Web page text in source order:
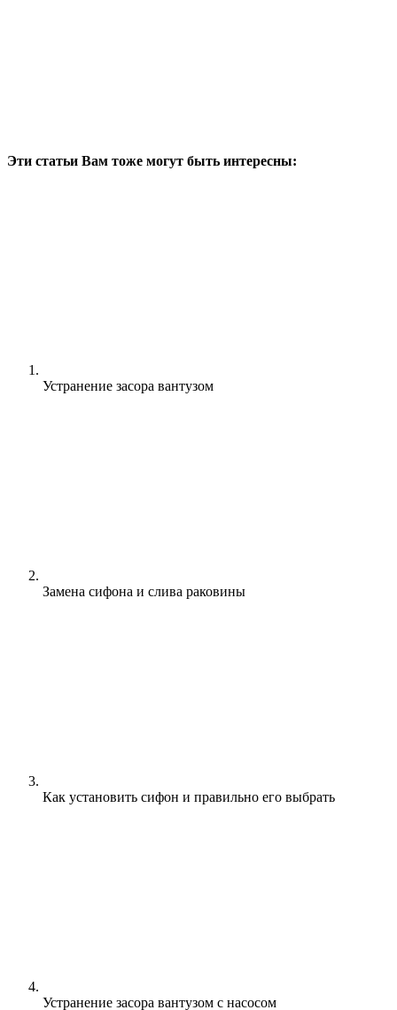
Эти статьи Вам тоже могут быть интересны:
Устранение засора вантузом
Замена сифона и слива раковины
Как установить сифон и правильно его выбрать
Устранение засора вантузом с насосом